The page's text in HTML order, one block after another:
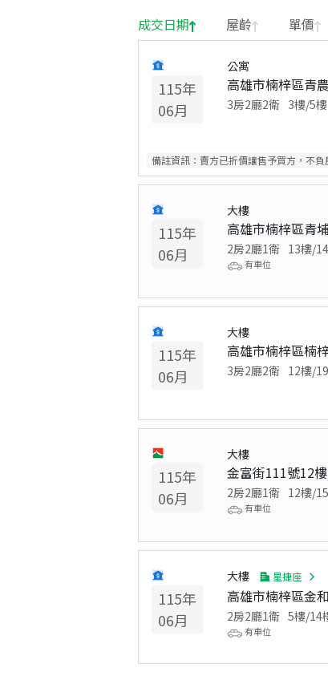
成交日期 屋齡 單價
115年
06月
公寓
高雄市楠梓區青
3房2廳2衛 3樓/5樓
備註資訊： 賣方已折價讓售予買方，不負
115年
06月
大樓
高雄市楠梓區青
2房2廳1衛 13樓/
有車位
115年
06月
大樓
高雄市楠梓區楠
3房2廳2衛 12樓/
115年
06月
大樓
金富街111號12
2房2廳1衛 12樓/
有車位
115年
06月
大樓 星捷座
高雄市楠梓區金
2房2廳1衛 5樓/14
有車位